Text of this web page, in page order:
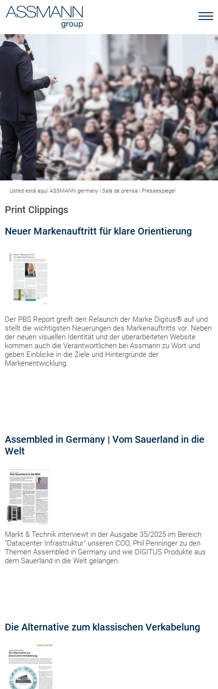
Usted está aquí: ASSMANN germany | Sala de prensa | Pressespiegel
Print Clippings
Neuer Markenauftritt für klare Orientierung
Der PBS Report greift den Relaunch der Marke Digitus® auf und
stellt die wichtigsten Neuerungen des Markenauftritts vor. Neben
der neuen visuellen Identität und der überarbeiteten Website
kommen auch die Verantwortlichen bei Assmann zu Wort und
geben Einblicke in die Ziele und Hintergründe der
Markenentwicklung.
Assembled in Germany | Vom Sauerland in die
Welt
Markt & Technik interviewt in der Ausgabe 35/2025 im Bereich
"Datacenter Infrastruktur" unseren COO, Phil Penninger zu den
Themen Assembled in Germany und wie DIGITUS Produkte aus
dem Sauerland in die Welt gelangen.
Die Alternative zum klassischen Verkabelung